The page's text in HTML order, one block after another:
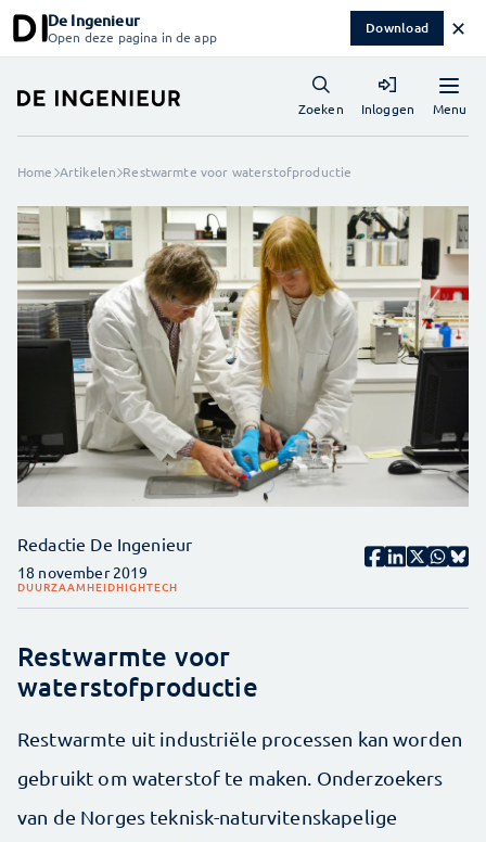
De Ingenieur
Open deze pagina in de app Download ✕
Menu
Zoeken Inloggen
Home Artikelen Restwarmte voor waterstofproductie
Redactie De Ingenieur
18 november 2019
DUURZAAMHEIDHIGHTECH
Restwarmte voor
waterstofproductie
Restwarmte uit industriële processen kan worden
gebruikt om waterstof te maken. Onderzoekers
van de Norges teknisk-naturvitenskapelige